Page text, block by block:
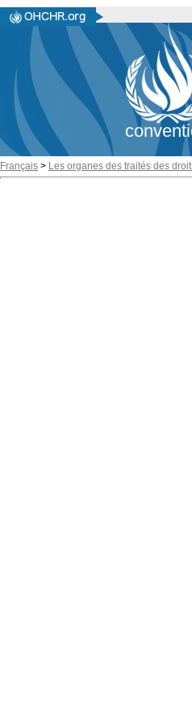
Français > Les organes des traités des